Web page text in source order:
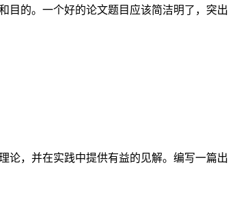
目的。一个好的论文题目应该简洁明了，突出
论，并在实践中提供有益的见解。编写一篇出